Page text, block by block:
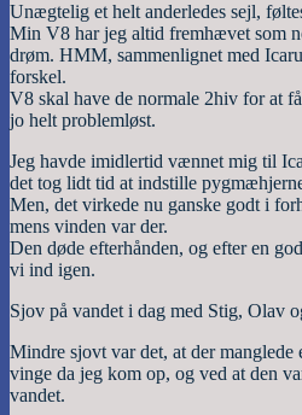
Unægtelig et helt anderledes sejl,
Min V8 har jeg altid fremhævet som
drøm. HMM, sammenlignet med
forskel.
V8 skal have de normale 2hiv for at
jo helt problemløst.
Jeg havde imidlertid vænnet mig til
det tog lidt tid at indstille
Men, det virkede nu ganske godt i
mens vinden var der.
Den døde efterhånden, og efter en
vi ind igen.
Sjov på vandet i dag med Stig, Olav
Mindre sjovt var det, at der manglede
vinge da jeg kom op, og ved at den
vandet.